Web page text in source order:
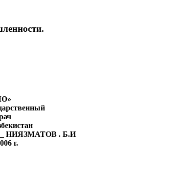
НИЯЗМАТОВ . Б.И
г.